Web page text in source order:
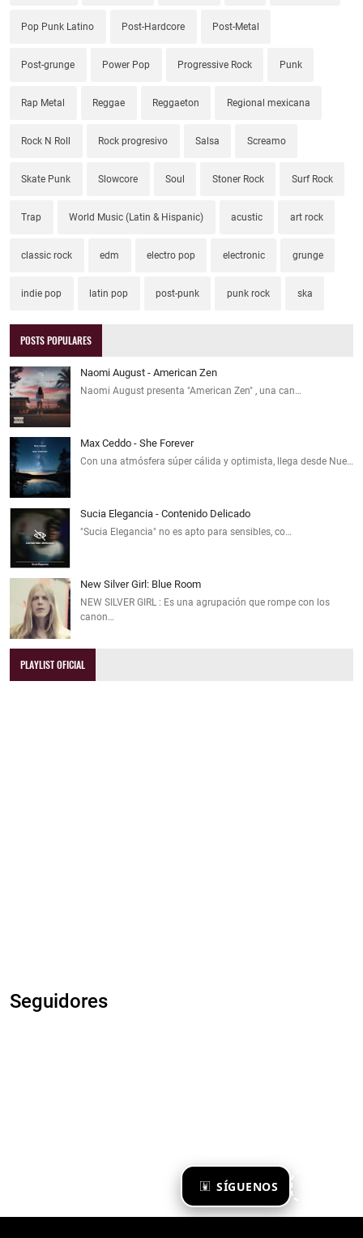
SÍGUENOS
Pop Punk Latino Post-Hardcore Post-Metal
Post-grunge Power Pop Progressive Rock Punk
Rap Metal Reggae Reggaeton Regional mexicana
Rock N Roll Rock progresivo Salsa Screamo
Skate Punk Slowcore Soul Stoner Rock Surf Rock
Trap World Music (Latin & Hispanic) acustic art rock
classic rock edm electro pop electronic grunge
indie pop latin pop post-punk punk rock ska
POSTS POPULARES
Naomi August - American Zen
Naomi August presenta "American Zen" , una can…
Max Ceddo - She Forever
Con una atmósfera súper cálida y optimista, llega desde Nue…
Sucia Elegancia - Contenido Delicado
"Sucia Elegancia" no es apto para sensibles, co…
New Silver Girl: Blue Room
NEW SILVER GIRL : Es una agrupación que rompe con los
canon…
PLAYLIST OFICIAL
Seguidores